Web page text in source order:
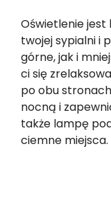
Oświetlenie
twojej sypialni i
górne, jak i
ci się
po obu
nocną i
także lampę
ciemne miejsca.